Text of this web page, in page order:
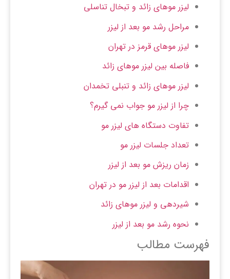
لیزر موهای زائد و تبخال تناسلی
مراحل رشد مو بعد از لیزر
لیزر موهای قرمز در تهران
فاصله بین لیزر موهای زائد
لیزر موهای زائد و تنبلی تخمدان
چرا از لیزر مو جواب نمی گیرم؟
تفاوت دستگاه های لیزر مو
تعداد جلسات لیزر مو
زمان ریزش مو بعد از لیزر
اقدامات بعد از لیزر مو در تهران
شیردهی و لیزر موهای زائد
نحوه رشد مو بعد از لیزر
فهرست مطالب